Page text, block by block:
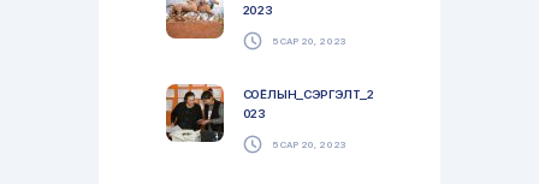
2023
5 САР 20, 2023
СОЁЛЫН_СЭРГЭЛТ_2
023
5 САР 20, 2023